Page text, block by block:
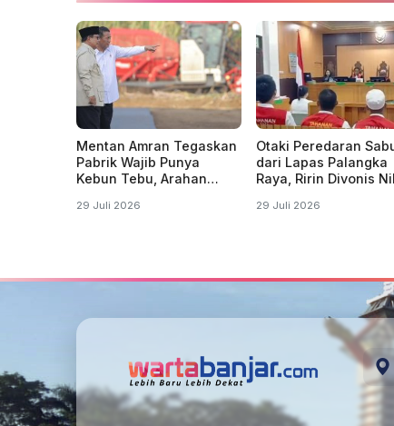
Mentan Amran Tegaskan
Pabrik Wajib Punya
Kebun Tebu, Arahan
Digenjot
29 Juli 2026
Otaki Peredaran
dari Lapas Palangka
Raya, Ririn Divonis
29 Juli 2026